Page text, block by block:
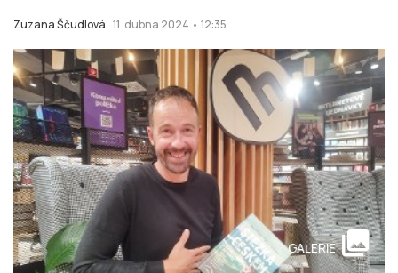
Zuzana Ščudlová 11. dubna 2024 • 12:35
GALERIE collections